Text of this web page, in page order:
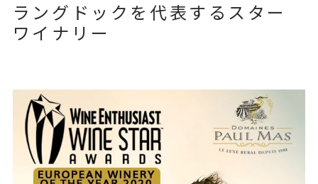
ラングドックを代表するスター
ワイナリー